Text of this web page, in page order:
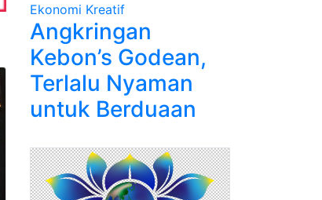
Ekonomi Kreatif
Angkringan
Kebon’s Godean,
Terlalu Nyaman
untuk Berduaan